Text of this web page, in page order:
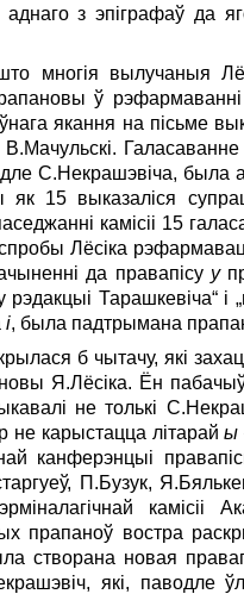
аднаго з эпіграфаў да
многія вылучаныя
ў
якання на пісьме
С.Некрашэвіча,
як 15 выказаліся
камісіі 15
Лёсіка
да правапісу у
рэдакцыі Тарашкевіча“ і
і, была пад­трымана
б чытачу, які
Я.Лёсіка. Ён
не толькі
не карыстацца літарайы
канферэнцыі
П.Бузук,
прапаноў востра
створана новая
які, паводле